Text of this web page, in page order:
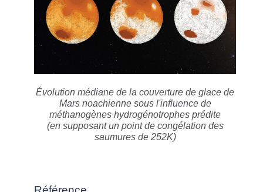
Évolution médiane de la couverture de glace de
Mars noachienne sous l'influence de
méthanogènes hydrogénotrophes prédite
(en supposant un point de congélation des
saumures de 252K)